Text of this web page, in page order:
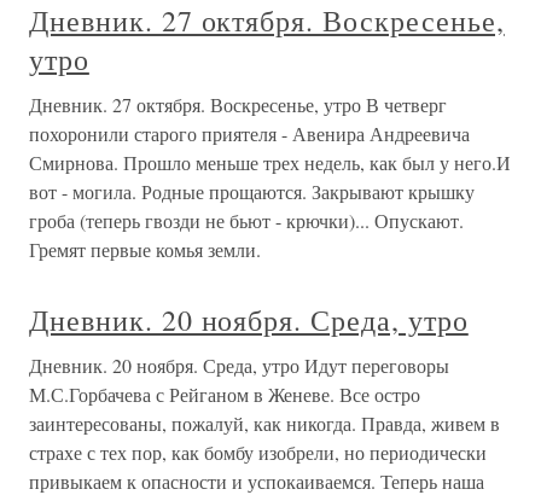
Дневник. 27 октября. Воскресенье,
утро
Дневник. 27 октября. Воскресенье, утро В четверг
похоронили старого приятеля - Авенира Андреевича
Смирнова. Прошло меньше трех недель, как был у него.И
вот - могила. Родные прощаются. Закрывают крышку
гроба (теперь гвозди не бьют - крючки)... Опускают.
Гремят первые комья земли.
Дневник. 20 ноября. Среда, утро
Дневник. 20 ноября. Среда, утро Идут переговоры
М.С.Горбачева с Рейганом в Женеве. Все остро
заинтересованы, пожалуй, как никогда. Правда, живем в
страхе с тех пор, как бомбу изобрели, но периодически
привыкаем к опасности и успокаиваемся. Теперь наша